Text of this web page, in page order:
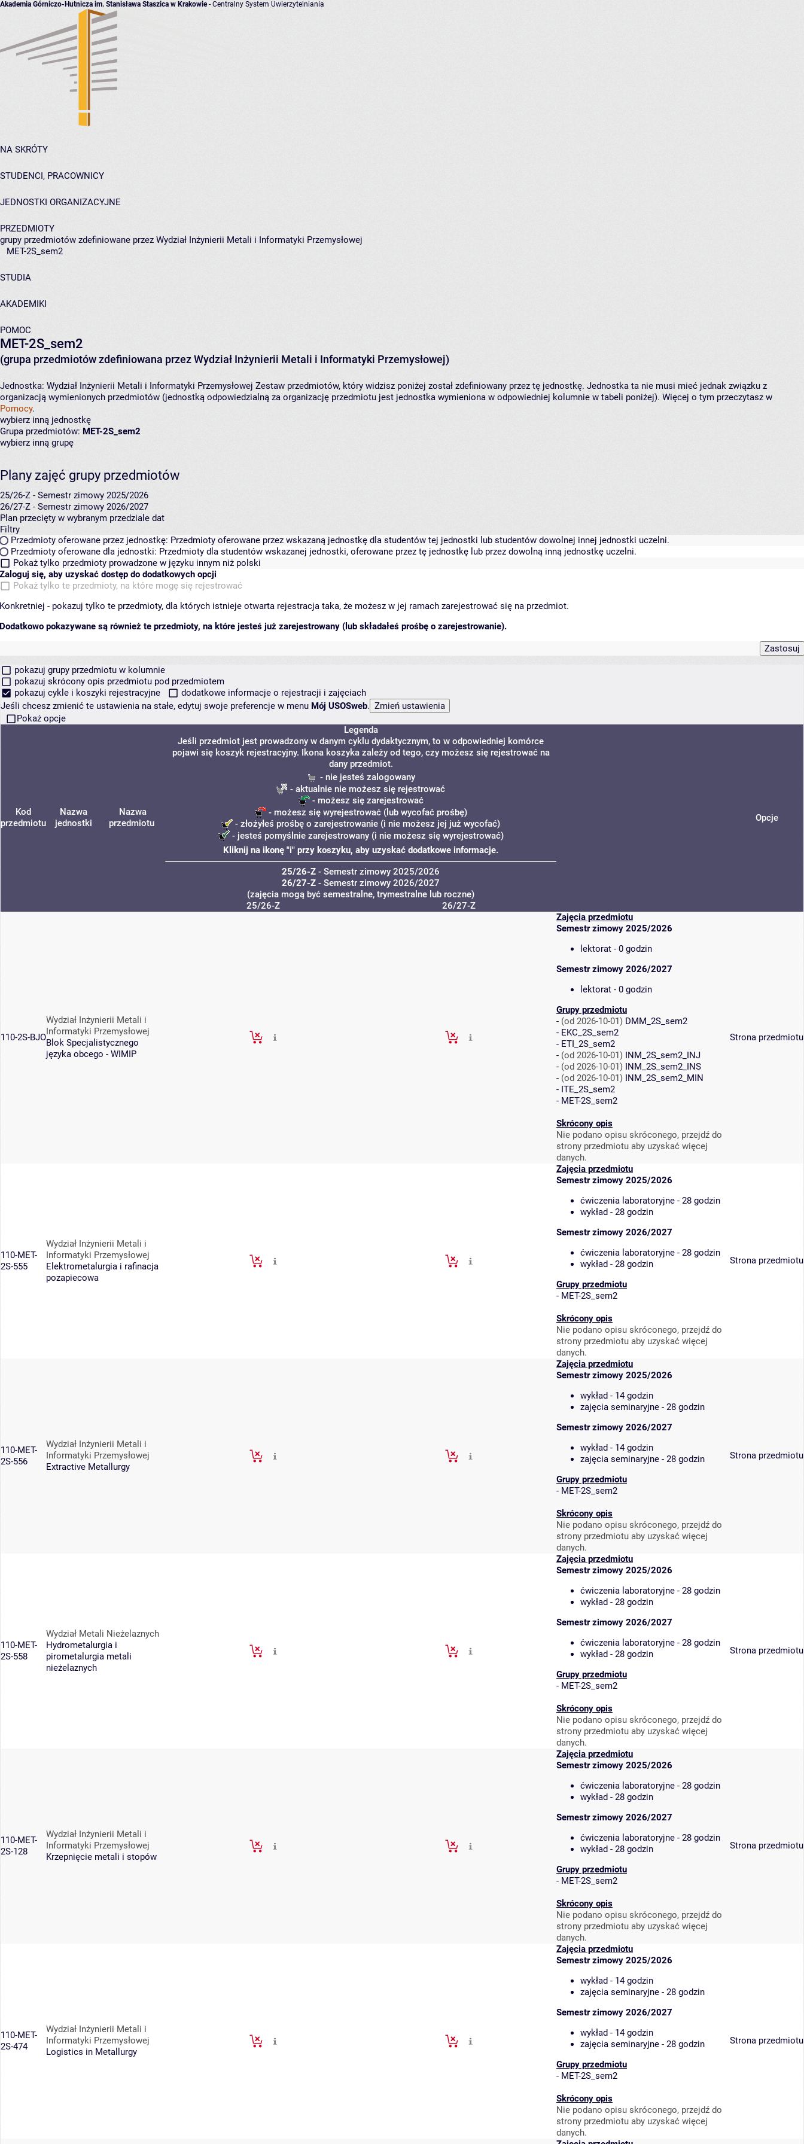
Akademia Górniczo-Hutnicza im. Stanisława Staszica w Krakowie- Centralny System Uwierzytelniania
NA SKRÓTY
STUDENCI, PRACOWNICY
JEDNOSTKI ORGANIZACYJNE
PRZEDMIOTY
grupy przedmiotów zdefiniowane przez Wydział Inżynierii Metali i Informatyki Przemysłowej
MET-2S_sem2
STUDIA
AKADEMIKI
POMOC
MET-2S_sem2
(grupa przedmiotów zdefiniowana przez Wydział Inżynierii Metali i Informatyki Przemysłowej)
Jednostka: Wydział Inżynierii Metali i Informatyki Przemysłowej Zestaw przedmiotów, który widzisz poniżej został zdefiniowany przez tę jednostkę. Jednostka ta nie musi mieć jednak związku z
organizacją wymienionych przedmiotów (jednostką odpowiedzialną za organizację przedmiotu jest jednostka wymieniona w odpowiedniej kolumnie w tabeli poniżej). Więcej o tym przeczytasz w
Pomocy.
wybierz inną jednostkę
Grupa przedmiotów: MET-2S_sem2
wybierz inną grupę
Plany zajęć grupy przedmiotów
25/26-Z - Semestr zimowy 2025/2026
26/27-Z - Semestr zimowy 2026/2027
Plan przecięty w wybranym przedziale dat
Filtry
Przedmioty oferowane przez jednostkę: Przedmioty oferowane przez wskazaną jednostkę dla studentów tej jednostki lub studentów dowolnej innej jednostki uczelni.
Przedmioty oferowane dla jednostki: Przedmioty dla studentów wskazanej jednostki, oferowane przez tę jednostkę lub przez dowolną inną jednostkę uczelni.
Pokaż tylko przedmioty prowadzone w języku innym niż polski
Zaloguj się, aby uzyskać dostęp do dodatkowych opcji
Pokaż tylko te przedmioty, na które mogę się rejestrować
Konkretniej - pokazuj tylko te przedmioty, dla których istnieje otwarta rejestracja taka, że możesz w jej ramach zarejestrować się na przedmiot.
Dodatkowo pokazywane są również te przedmioty, na które jesteś już zarejestrowany (lub składałeś prośbę o zarejestrowanie).
pokazuj grupy przedmiotu w kolumnie
pokazuj skrócony opis przedmiotu pod przedmiotem
pokazuj cykle i koszyki rejestracyjne
dodatkowe informacje o rejestracji i zajęciach
Jeśli chcesz zmienić te ustawienia na stałe, edytuj swoje preferencje w menu Mój USOSweb.
Pokaż opcje
Kod
przedmiotu
Nazwa
jednostki
Nazwa
przedmiotu
Legenda
Jeśli przedmiot jest prowadzony w danym cyklu dydaktycznym, to w odpowiedniej komórce
pojawi się koszyk rejestracyjny. Ikona koszyka zależy od tego, czy możesz się rejestrować na
dany przedmiot.
- nie jesteś zalogowany
- aktualnie nie możesz się rejestrować
- możesz się zarejestrować
- możesz się wyrejestrować (lub wycofać prośbę)
- złożyłeś prośbę o zarejestrowanie (i nie możesz jej już wycofać)
- jesteś pomyślnie zarejestrowany (i nie możesz się wyrejestrować)
Kliknij na ikonę "i" przy koszyku, aby uzyskać dodatkowe informacje.
25/26-Z - Semestr zimowy 2025/2026
26/27-Z - Semestr zimowy 2026/2027
(zajęcia mogą być semestralne, trymestralne lub roczne)
Opcje
25/26-Z 26/27-Z
110-2S-BJO
Wydział Inżynierii Metali i
Informatyki Przemysłowej
Blok Specjalistycznego
języka obcego - WIMIP
Zajęcia przedmiotu
Semestr zimowy 2025/2026
lektorat - 0 godzin
Semestr zimowy 2026/2027
lektorat - 0 godzin
Grupy przedmiotu
- (od 2026-10-01) DMM_2S_sem2
- EKC_2S_sem2
- ETI_2S_sem2
- (od 2026-10-01) INM_2S_sem2_INJ
- (od 2026-10-01) INM_2S_sem2_INS
- (od 2026-10-01) INM_2S_sem2_MIN
- ITE_2S_sem2
- MET-2S_sem2
Skrócony opis
Nie podano opisu skróconego, przejdź do
strony przedmiotu aby uzyskać więcej
danych.
Strona przedmiotu
110-MET-
2S-555
Wydział Inżynierii Metali i
Informatyki Przemysłowej
Elektrometalurgia i rafinacja
pozapiecowa
Zajęcia przedmiotu
Semestr zimowy 2025/2026
ćwiczenia laboratoryjne - 28 godzin
wykład - 28 godzin
Semestr zimowy 2026/2027
ćwiczenia laboratoryjne - 28 godzin
wykład - 28 godzin
Grupy przedmiotu
- MET-2S_sem2
Skrócony opis
Nie podano opisu skróconego, przejdź do
strony przedmiotu aby uzyskać więcej
danych.
Strona przedmiotu
110-MET-
2S-556
Wydział Inżynierii Metali i
Informatyki Przemysłowej
Extractive Metallurgy
Zajęcia przedmiotu
Semestr zimowy 2025/2026
wykład - 14 godzin
zajęcia seminaryjne - 28 godzin
Semestr zimowy 2026/2027
wykład - 14 godzin
zajęcia seminaryjne - 28 godzin
Grupy przedmiotu
- MET-2S_sem2
Skrócony opis
Nie podano opisu skróconego, przejdź do
strony przedmiotu aby uzyskać więcej
danych.
Strona przedmiotu
110-MET-
2S-558
Wydział Metali Nieżelaznych
Hydrometalurgia i
pirometalurgia metali
nieżelaznych
Zajęcia przedmiotu
Semestr zimowy 2025/2026
ćwiczenia laboratoryjne - 28 godzin
wykład - 28 godzin
Semestr zimowy 2026/2027
ćwiczenia laboratoryjne - 28 godzin
wykład - 28 godzin
Grupy przedmiotu
- MET-2S_sem2
Skrócony opis
Nie podano opisu skróconego, przejdź do
strony przedmiotu aby uzyskać więcej
danych.
Strona przedmiotu
110-MET-
2S-128
Wydział Inżynierii Metali i
Informatyki Przemysłowej
Krzepnięcie metali i stopów
Zajęcia przedmiotu
Semestr zimowy 2025/2026
ćwiczenia laboratoryjne - 28 godzin
wykład - 28 godzin
Semestr zimowy 2026/2027
ćwiczenia laboratoryjne - 28 godzin
wykład - 28 godzin
Grupy przedmiotu
- MET-2S_sem2
Skrócony opis
Nie podano opisu skróconego, przejdź do
strony przedmiotu aby uzyskać więcej
danych.
Strona przedmiotu
110-MET-
2S-474
Wydział Inżynierii Metali i
Informatyki Przemysłowej
Logistics in Metallurgy
Zajęcia przedmiotu
Semestr zimowy 2025/2026
wykład - 14 godzin
zajęcia seminaryjne - 28 godzin
Semestr zimowy 2026/2027
wykład - 14 godzin
zajęcia seminaryjne - 28 godzin
Grupy przedmiotu
- MET-2S_sem2
Skrócony opis
Nie podano opisu skróconego, przejdź do
strony przedmiotu aby uzyskać więcej
danych.
Strona przedmiotu